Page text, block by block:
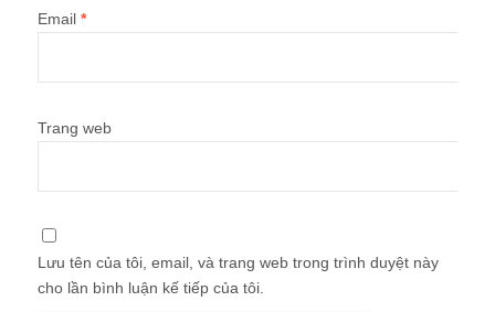
Email *
Trang web
Lưu tên của tôi, email, và trang web trong trình duyệt này
cho lần bình luận kế tiếp của tôi.